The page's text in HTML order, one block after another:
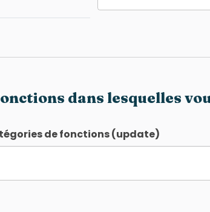
dans lesquelles
de fonctions (update)